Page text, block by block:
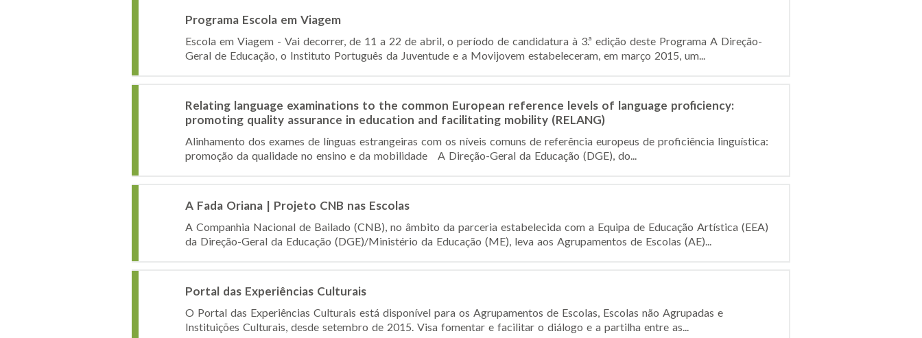
Programa Escola em Viagem
Escola em Viagem - Vai decorrer, de 11 a 22 de abril, o período de candidatura à 3.ª edição deste Programa A Direção-
Geral de Educação, o Instituto Português da Juventude e a Movijovem estabeleceram, em março 2015, um...
Relating language examinations to the common European reference levels of language proficiency:
promoting quality assurance in education and facilitating mobility (RELANG)
Alinhamento dos exames de línguas estrangeiras com os níveis comuns de referência europeus de proficiência linguística:
promoção da qualidade no ensino e da mobilidade A Direção-Geral da Educação (DGE), do...
A Fada Oriana | Projeto CNB nas Escolas
A Companhia Nacional de Bailado (CNB), no âmbito da parceria estabelecida com a Equipa de Educação Artística (EEA)
da Direção-Geral da Educação (DGE)/Ministério da Educação (ME), leva aos Agrupamentos de Escolas (AE)...
Portal das Experiências Culturais
O Portal das Experiências Culturais está disponível para os Agrupamentos de Escolas, Escolas não Agrupadas e
Instituições Culturais, desde setembro de 2015. Visa fomentar e facilitar o diálogo e a partilha entre as...